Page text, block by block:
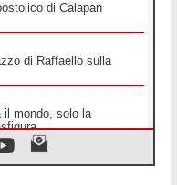
di Calapan
di Raffaello sulla
il mondo, solo la
giorni intensi tra